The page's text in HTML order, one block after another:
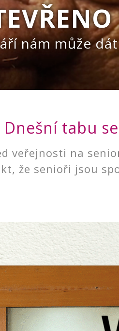
nám může
Dnešní tabu
veřejnosti na
že senioři jsou